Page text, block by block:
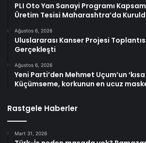
PLI Oto Yan Sanayi Programı
Üretim Tesisi Maharashtra’da
Ağustos 6, 2026
Uluslararası Kanser Projesi
Gerçekleşti
Ağustos 6, 2026
Yeni Parti’den Mehmet Uçum’un
Küçümseme, korkunun en ucuz
Rastgele Haberler
Mart 31, 2026